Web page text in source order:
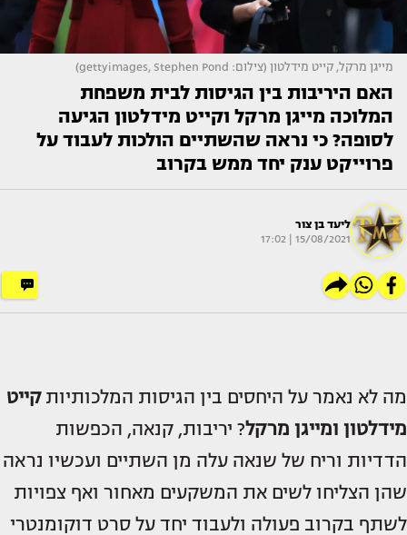
מייגן מרקל, קייט מידלטון (צילום: gettyimages, Stephen Pond)
האם היריבות בין הגיסות לבית משפחת
המלוכה מייגן מרקל וקייט מידלטון הגיעה
לסופה? כי נראה שהשתיים הולכות לעבוד על
פרוייקט ענק יחד ממש בקרוב
ליעד בן צור
15/08/2021 | 17:02
מה לא נאמר על היחסים בין הגיסות המלכותיותקייט
מידלטון ומייגן מרקל? יריבות, קנאה, הכפשות
הדדיות וריח של שנאה עלה מן השתיים ועכשיו נראה
שהן הצליחו לשים את המשקעים מאחור ואף צפויות
לשתף בקרוב פעולה ולעבוד יחד על סרט דוקומנטרי